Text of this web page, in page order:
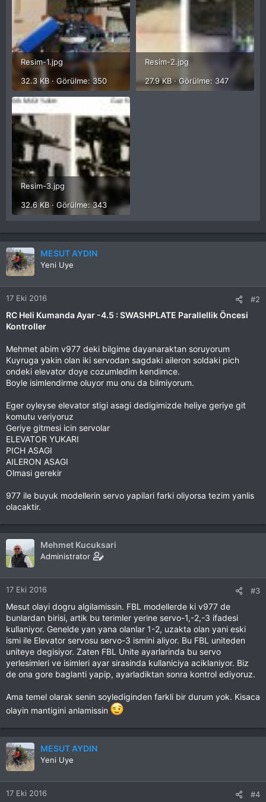
Resim-1.jpg
32.3 KB · Görülme: 350
Resim-2.jpg
27.9 KB · Görülme: 347
Resim-3.jpg
32.6 KB · Görülme: 343
MESUT AYDIN
Yeni Uye
17 Eki 2016 #2
RC Heli Kumanda Ayar -4.5 : SWASHPLATE Parallellik Öncesi
Kontroller
Mehmet abim v977 deki bilgime dayanaraktan soruyorum
Kuyruga yakin olan iki servodan sagdaki aileron soldaki pich
ondeki elevator doye cozumledim kendimce.
Boyle isimlendirme oluyor mu onu da bilmiyorum.
Eger oyleyse elevator stigi asagi dedigimizde heliye geriye git
komutu veriyoruz
Geriye gitmesi icin servolar
ELEVATOR YUKARI
PICH ASAGI
AILERON ASAGI
Olmasi gerekir
977 ile buyuk modellerin servo yapilari farki oliyorsa tezim yanlis
olacaktir.
Mehmet Kucuksari
Administrator
17 Eki 2016 #3
Mesut olayi dogru algilamissin. FBL modellerde ki v977 de
bunlardan birisi, artik bu terimler yerine servo-1,-2,-3 ifadesi
kullaniyor. Genelde yan yana olanlar 1-2, uzakta olan yani eski
ismi ile Elevator servosu servo-3 ismini aliyor. Bu FBL uniteden
uniteye degisiyor. Zaten FBL Unite ayarlarinda bu servo
yerlesimleri ve isimleri ayar sirasinda kullaniciya aciklaniyor. Biz
de ona gore baglanti yapip, ayarladiktan sonra kontrol ediyoruz.
Ama temel olarak senin soylediginden farkli bir durum yok. Kisaca
olayin mantigini anlamissin
MESUT AYDIN
Yeni Uye
17 Eki 2016 #4